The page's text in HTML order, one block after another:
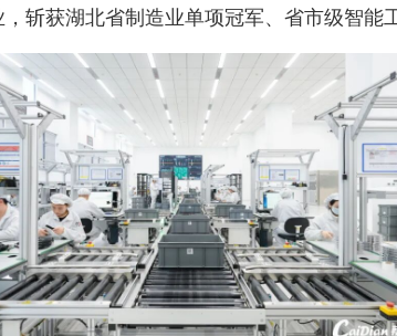
斩获湖北省制造业单项冠军、省市级智能